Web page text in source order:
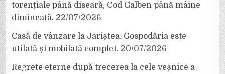
torențiale până diseară, Cod Galben până mâine
dimineață. 22/07/2026
Casă de vânzare la Jariștea. Gospodăria este
utilată și mobilată complet. 20/07/2026
Regrete eterne după trecerea la cele veșnice a